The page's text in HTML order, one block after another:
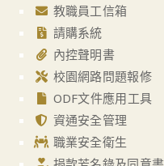
教職員工信箱
請購系統
內控聲明書
校園網路問題報修
ODF文件應用工具
資通安全管理
職業安全衛生